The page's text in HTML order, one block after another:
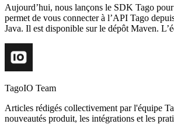
Aujourd’hui, nous lançons le SDK Tago
permet de vous connecter à l’API Tago
Java. Il est disponible sur le dépôt Maven.
TagoIO Team
Articles rédigés collectivement par l'équipe
nouveautés produit, les intégrations et les